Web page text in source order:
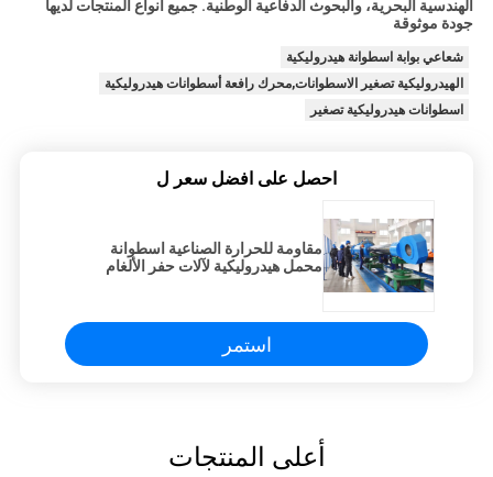
الهندسية البحرية، والبحوث الدفاعية الوطنية. جميع أنواع المنتجات لديها
جودة موثوقة
شعاعي بوابة اسطوانة هيدروليكية
الهيدروليكية تصغير الاسطوانات,محرك رافعة أسطوانات هيدروليكية
اسطوانات هيدروليكية تصغير
احصل على افضل سعر ل
مقاومة للحرارة الصناعية اسطوانة
محمل هيدروليكية لآلات حفر الألغام
استمر
أعلى المنتجات